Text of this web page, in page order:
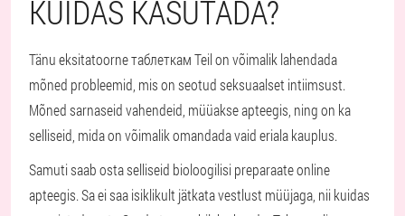
KUIDAS KASUTADA?
Tänu eksitatoorne таблеткам Teil on võimalik lahendada
mõned probleemid, mis on seotud seksuaalset intiimsust.
Mõned sarnaseid vahendeid, müüakse apteegis, ning on ka
selliseid, mida on võimalik omandada vaid eriala kauplus.
Samuti saab osta selliseid bioloogilisi preparaate online
apteegis. Sa ei saa isiklikult jätkata vestlust müüjaga, nii kuidas